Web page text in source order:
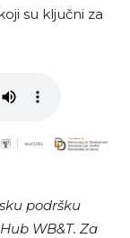
su ključni za
podršku
WB&T. Za